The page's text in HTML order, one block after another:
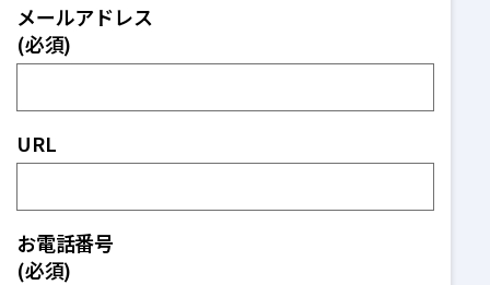
メールアドレス
(必須)
URL
お電話番号
(必須)